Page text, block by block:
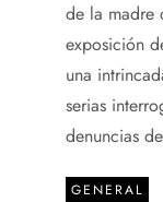
de la madre
exposición
una
serias
denuncias
GENERAL